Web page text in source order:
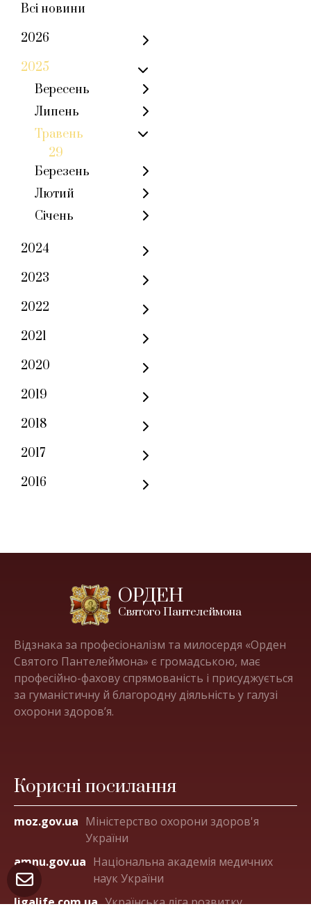
Всі новини
2026
2025
Вересень
Липень
Травень
29
Березень
Лютий
Січень
2024
2023
2022
2021
2020
2019
2018
2017
2016
ОРДЕН
Святого Пантелеймона
Відзнака за професіоналізм та милосердя «Орден
Святого Пантелеймона» є громадською, має
професійно-фахову спрямованість і присуджується
за гуманістичну й благородну діяльність у галузі
охорони здоров’я.
Корисні посилання
moz.gov.ua Міністерство охорони здоров'я
України
amnu.gov.ua Національна академія медичних
наук України
ligalife.com.ua Українська ліга розвитку